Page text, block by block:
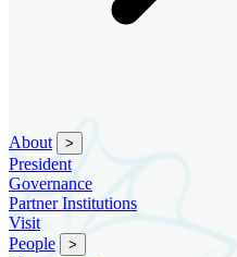
About >
President
Governance
Partner Institutions
Visit
People
>